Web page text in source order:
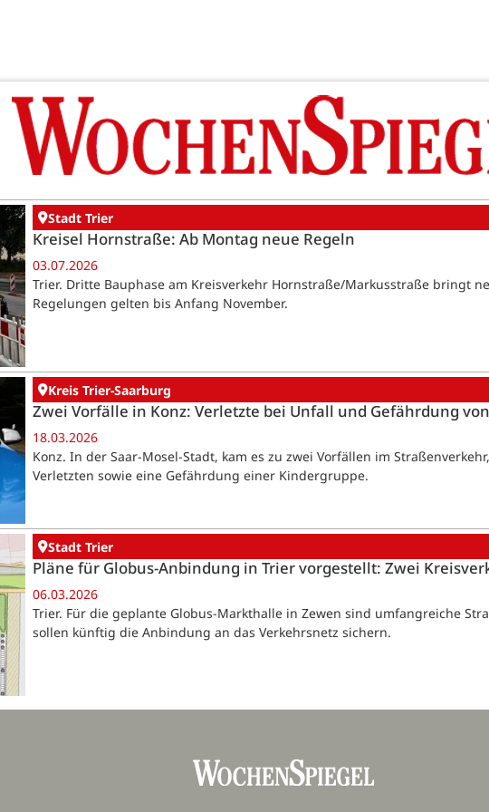
Stadt Trier
Kreisel Hornstraße: Ab Montag neue Regeln
03.07.2026
Trier. Dritte Bauphase am Kreisverkehr Hornstraße/Markusstraße bringt
Regelungen gelten bis Anfang November.
Kreis Trier-Saarburg
Zwei Vorfälle in Konz: Verletzte bei Unfall und Gefährdung
18.03.2026
Konz. In der Saar-Mosel-Stadt, kam es zu zwei Vorfällen im
Verletzten sowie eine Gefährdung einer Kindergruppe.
Stadt Trier
Pläne für Globus-Anbindung in Trier vorgestellt: Zwei
06.03.2026
Trier. Für die geplante Globus-Markthalle in Zewen sind umfangreiche
sollen künftig die Anbindung an das Verkehrsnetz sichern.